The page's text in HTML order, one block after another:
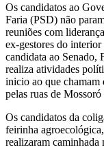
Os candidatos ao
Faria (PSD) não
reuniões com
ex-gestores do
candidata ao Senado,
realiza atividades
inicio ao que chamam
pelas ruas de
Os candidatos da
feirinha
realizaram caminhada